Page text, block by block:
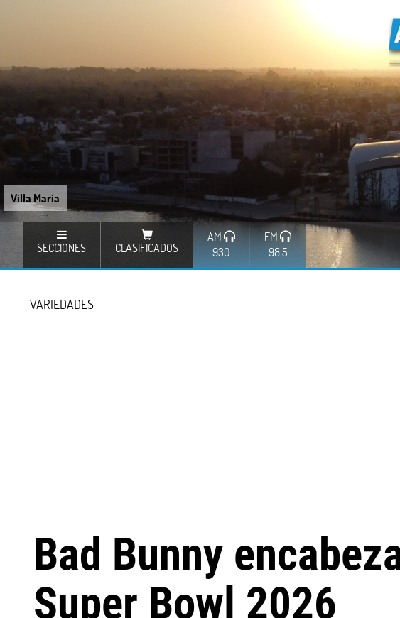
Villa María
SECCIONES CLASIFICADOS
AM
930
FM
98.5
VARIEDADES
Bad Bunny
Super Bowl 2026